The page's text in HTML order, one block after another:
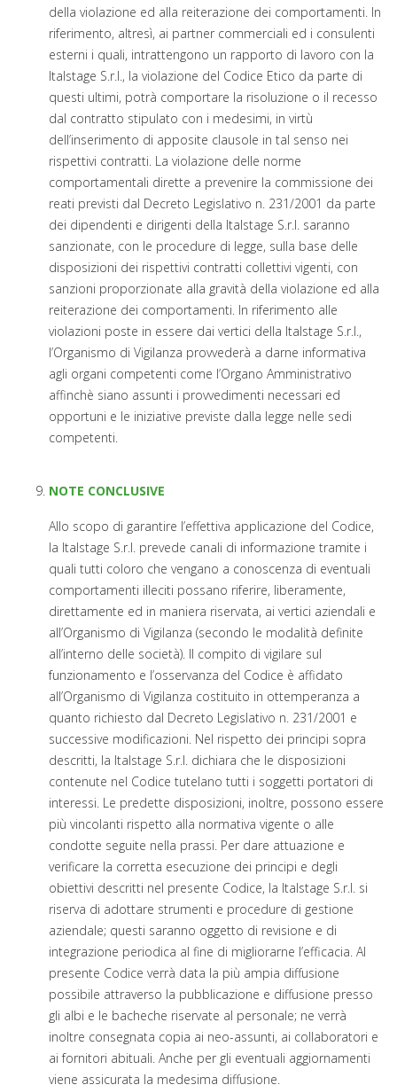
della violazione ed alla reiterazione dei comportamenti. In
riferimento, altresì, ai partner commerciali ed i consulenti
esterni i quali, intrattengono un rapporto di lavoro con la
Italstage S.r.l., la violazione del Codice Etico da parte di
questi ultimi, potrà comportare la risoluzione o il recesso
dal contratto stipulato con i medesimi, in virtù
dell’inserimento di apposite clausole in tal senso nei
rispettivi contratti. La violazione delle norme
comportamentali dirette a prevenire la commissione dei
reati previsti dal Decreto Legislativo n. 231/2001 da parte
dei dipendenti e dirigenti della Italstage S.r.l. saranno
sanzionate, con le procedure di legge, sulla base delle
disposizioni dei rispettivi contratti collettivi vigenti, con
sanzioni proporzionate alla gravità della violazione ed alla
reiterazione dei comportamenti. In riferimento alle
violazioni poste in essere dai vertici della Italstage S.r.l.,
l’Organismo di Vigilanza provvederà a darne informativa
agli organi competenti come l’Organo Amministrativo
affinchè siano assunti i provvedimenti necessari ed
opportuni e le iniziative previste dalla legge nelle sedi
competenti.
NOTE CONCLUSIVE
Allo scopo di garantire l’effettiva applicazione del Codice,
la Italstage S.r.l. prevede canali di informazione tramite i
quali tutti coloro che vengano a conoscenza di eventuali
comportamenti illeciti possano riferire, liberamente,
direttamente ed in maniera riservata, ai vertici aziendali e
all’Organismo di Vigilanza (secondo le modalità definite
all’interno delle società). Il compito di vigilare sul
funzionamento e l’osservanza del Codice è affidato
all’Organismo di Vigilanza costituito in ottemperanza a
quanto richiesto dal Decreto Legislativo n. 231/2001 e
successive modificazioni. Nel rispetto dei principi sopra
descritti, la Italstage S.r.l. dichiara che le disposizioni
contenute nel Codice tutelano tutti i soggetti portatori di
interessi. Le predette disposizioni, inoltre, possono essere
più vincolanti rispetto alla normativa vigente o alle
condotte seguite nella prassi. Per dare attuazione e
verificare la corretta esecuzione dei principi e degli
obiettivi descritti nel presente Codice, la Italstage S.r.l. si
riserva di adottare strumenti e procedure di gestione
aziendale; questi saranno oggetto di revisione e di
integrazione periodica al fine di migliorarne l’efficacia. Al
presente Codice verrà data la più ampia diffusione
possibile attraverso la pubblicazione e diffusione presso
gli albi e le bacheche riservate al personale; ne verrà
inoltre consegnata copia ai neo-assunti, ai collaboratori e
ai fornitori abituali. Anche per gli eventuali aggiornamenti
viene assicurata la medesima diffusione.